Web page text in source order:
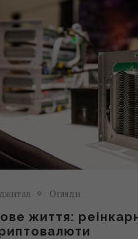
Огляди
життя: